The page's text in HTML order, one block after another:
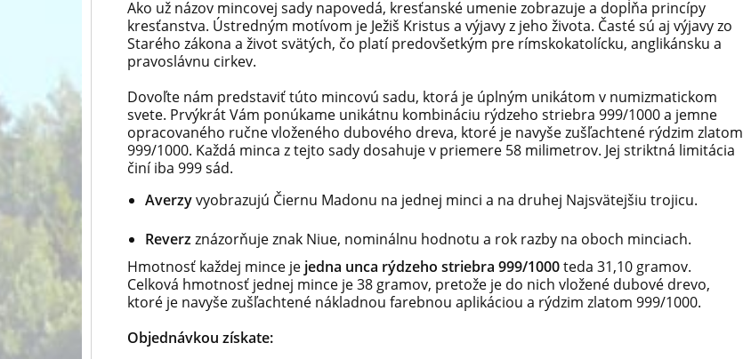
Ako už názov mincovej sady napovedá, kresťanské umenie zobrazuje a dopĺňa princípy
kresťanstva. Ústredným motívom je Ježiš Kristus a výjavy z jeho života. Časté sú aj výjavy zo
Starého zákona a život svätých, čo platí predovšetkým pre rímskokatolícku, anglikánsku a
pravoslávnu cirkev.
Dovoľte nám predstaviť túto mincovú sadu, ktorá je úplným unikátom v numizmatickom
svete. Prvýkrát Vám ponúkame unikátnu kombináciu rýdzeho striebra 999/1000 a jemne
opracovaného ručne vloženého dubového dreva, ktoré je navyše zušľachtené rýdzim zlatom
999/1000. Každá minca z tejto sady dosahuje v priemere 58 milimetrov. Jej striktná limitácia
činí iba 999 sád.
Averzyvyobrazujú Čiernu Madonu na jednej minci a na druhej Najsvätejšiu trojicu.
Reverz znázorňuje znak Niue, nominálnu hodnotu a rok razby na oboch minciach.
Hmotnosť každej mince je jedna unca rýdzeho striebra 999/1000teda 31,10 gramov.
Celková hmotnosť jednej mince je 38 gramov, pretože je do nich vložené dubové drevo,
ktoré je navyše zušľachtené nákladnou farebnou aplikáciou a rýdzim zlatom 999/1000.
Objednávkou získate: